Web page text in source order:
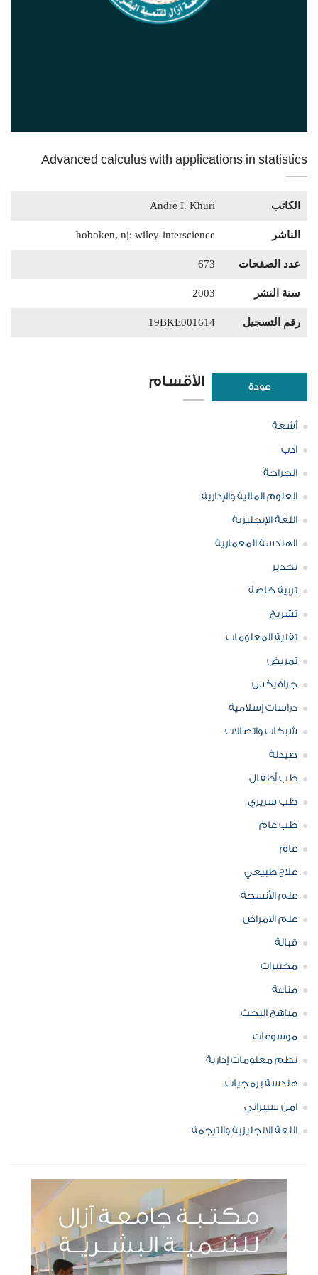
Advanced calculus with applications in statistics
الكاتب Andre I. Khuri
الناشر hoboken, nj: wiley-interscience
عدد الصفحات 673
سنة النشر 2003
رقم التسجيل 19BKE001614
عودة الأقسام
أشعة
ادب
الجراحة
العلوم المالية والإدارية
اللغة الإنجليزية
الهندسة المعمارية
تخدير
تربية خاصة
تشريح
تقنية المعلومات
تمريض
جرافيكس
دراسات إسلامية
شبكات واتصالات
صيدلة
طب أطفال
طب سريري
طب عام
عام
علاج طبيعي
علم الأنسجة
علم الامراض
قبالة
مختبرات
مناعة
مناهج البحث
موسوعات
نظم معلومات إدارية
هندسة برمجيات
امن سيبراني
اللغة الانجليزية والترجمة